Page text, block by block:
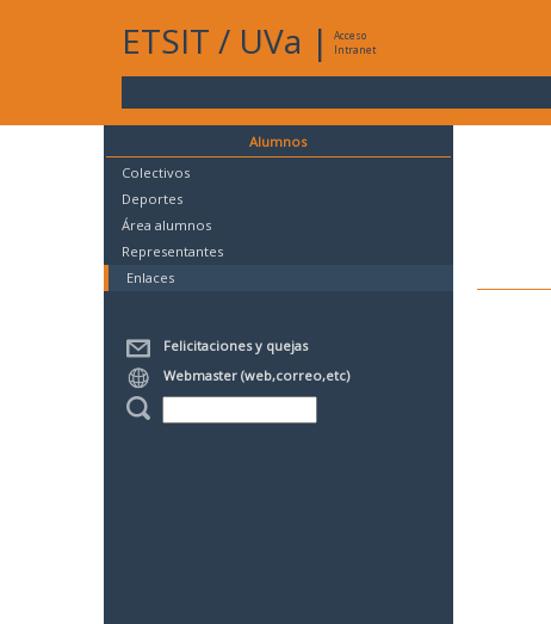
ETSIT / UVa |
Acceso
Intranet
Alumnos
Colectivos
Deportes
Área alumnos
Representantes
Enlaces
Felicitaciones y quejas
Webmaster (web,correo,etc)